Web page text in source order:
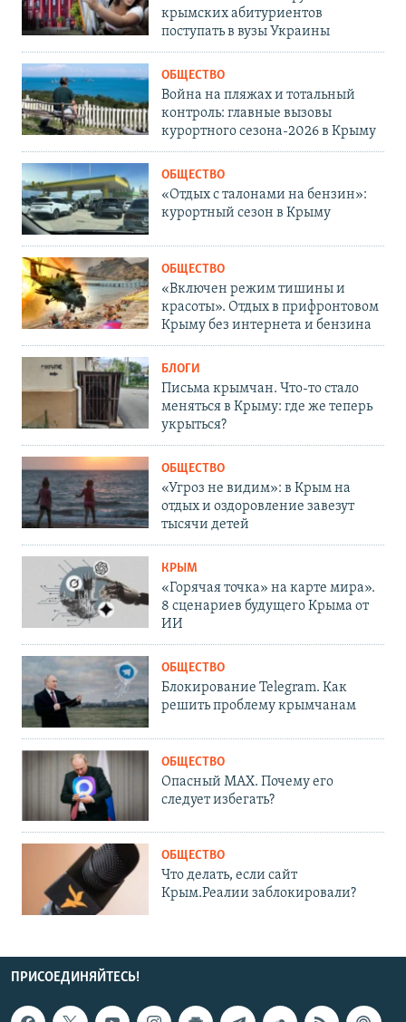
крымских абитуриентов
поступать в вузы Украины
ОБЩЕСТВО
Война на пляжах и тотальный
контроль: главные вызовы
курортного сезона-2026 в Крыму
ОБЩЕСТВО
«Отдых с талонами на бензин»:
курортный сезон в Крыму
ОБЩЕСТВО
«Включен режим тишины и
красоты». Отдых в прифронтовом
Крыму без интернета и бензина
БЛОГИ
Письма крымчан. Что-то стало
меняться в Крыму: где же теперь
укрыться?
ОБЩЕСТВО
«Угроз не видим»: в Крым на
отдых и оздоровление завезут
тысячи детей
КРЫМ
«Горячая точка» на карте мира».
8 сценариев будущего Крыма от
ИИ
ОБЩЕСТВО
Блокирование Telegram. Как
решить проблему крымчанам
ОБЩЕСТВО
Опасный MAX. Почему его
следует избегать?
ОБЩЕСТВО
Что делать, если сайт
Крым.Реалии заблокировали?
ПРИСОЕДИНЯЙТЕСЬ!